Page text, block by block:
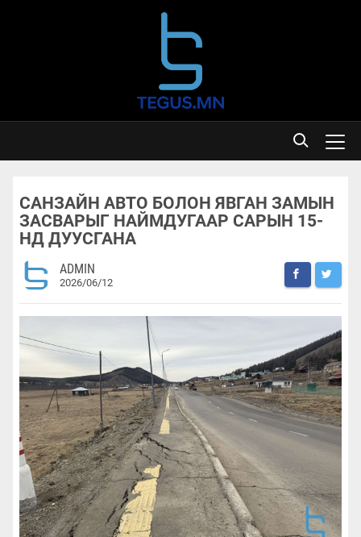
САНЗАЙН АВТО БОЛОН ЯВГАН ЗАМЫН
ЗАСВАРЫГ НАЙМДУГААР САРЫН 15-
НД ДУУСГАНА
ADMIN
2026/06/12